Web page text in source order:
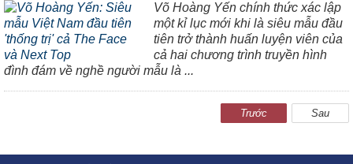
Võ Hoàng Yến chính thức xác lập
một kỉ lục mới khi là siêu mẫu đầu
tiên trở thành huấn luyện viên của
cả hai chương trình truyền hình
đình đám về nghề người mẫu là ...
Trước Sau